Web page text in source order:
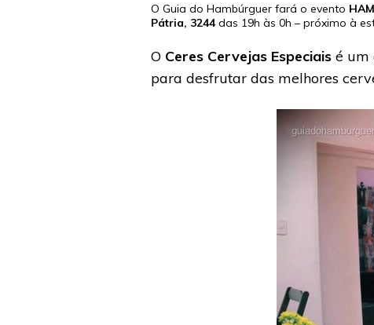
O Guia do Hambúrguer fará o evento
Pátria, 3244das 19h às 0h – próximo à
O Ceres Cervejas Especiais é um
para desfrutar das melhores